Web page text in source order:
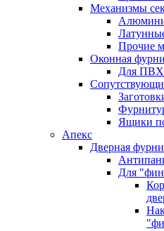
Механизмы
Прочие
Оконная
Для ПВХ
Ящики
Апекс
Дверная
Для